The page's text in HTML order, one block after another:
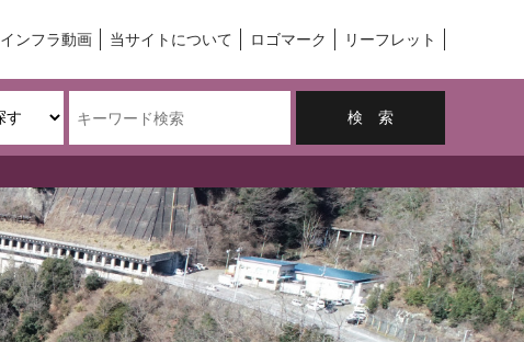
インフラ動画 当サイトについて ロゴマーク リーフレット